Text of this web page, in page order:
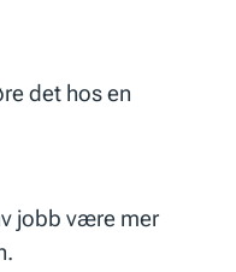
det hos en
jobb være mer